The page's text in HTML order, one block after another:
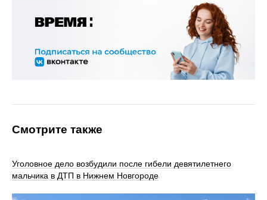
Смотрите также
Уголовное дело возбудили после гибели девятилетнего
мальчика в ДТП в Нижнем Новгороде